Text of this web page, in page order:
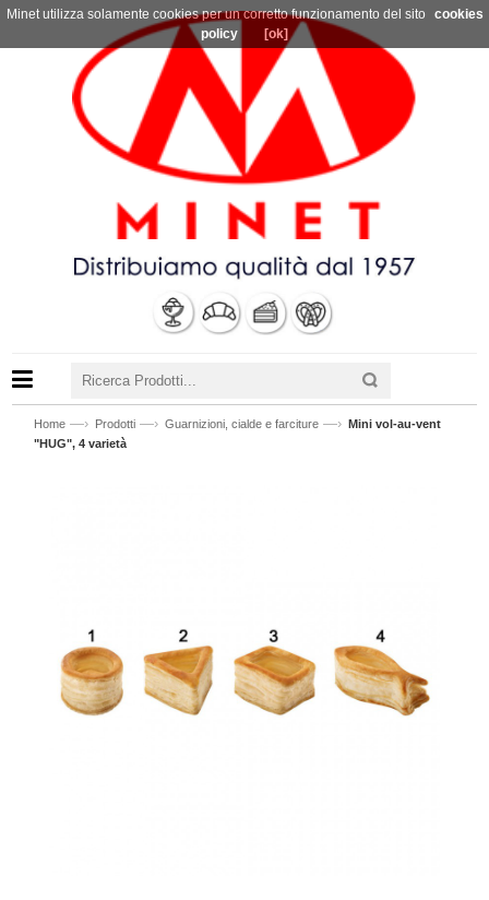
Home —› Prodotti —› Guarnizioni, cialde e farciture —› Mini vol-au-vent
"HUG", 4 varietà
Minet utilizza solamente cookies per un corretto funzionamento del sito
cookies
policy
[ok]